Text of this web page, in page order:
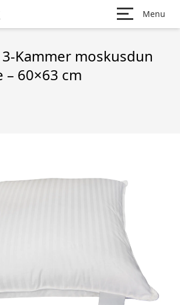
Menu
Kammer moskusdun
60×63 cm